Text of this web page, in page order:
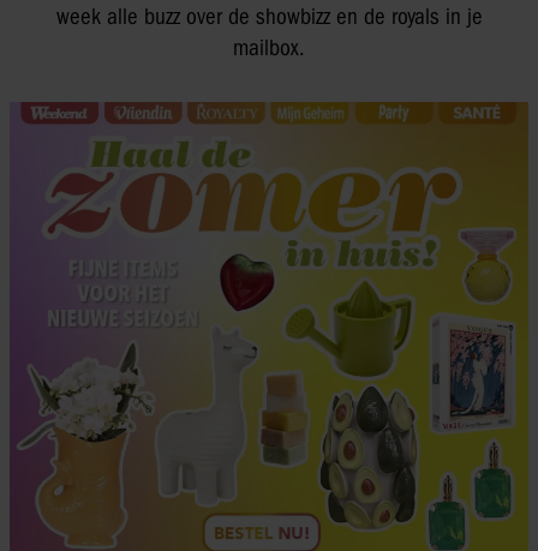
week alle buzz over de showbizz en de royals in je
mailbox.